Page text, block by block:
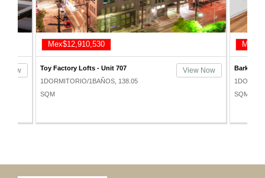
Now
Mex$12,171,730
Barker Block Lofts - Unit 238
1DORMITORIO/1BAÑOS, 95.69
SQM
View Now
Flower
SQM